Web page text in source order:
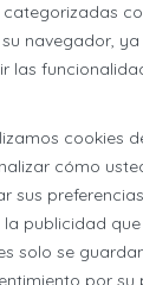
navegador,
las
cookies
cómo
sus
publicidad que
solo se